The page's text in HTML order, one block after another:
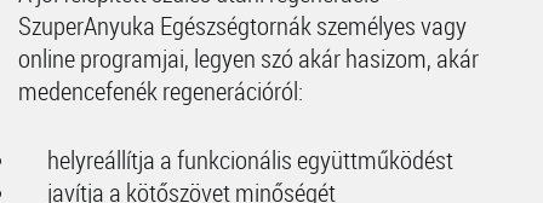
SzuperAnyuka Egészségtornák személyes vagy
online programjai, legyen szó akár hasizom, akár
medencefenék regenerációról:
helyreállítja a funkcionális együttműködést
javítja a kötőszövet minőségét